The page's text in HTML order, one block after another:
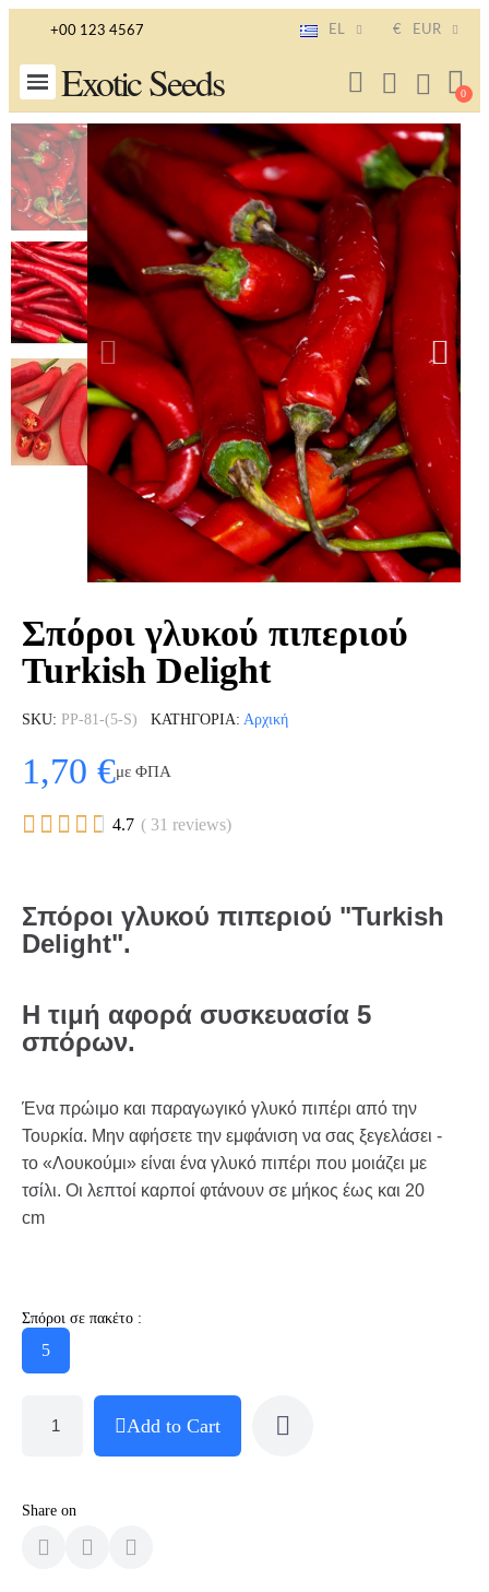
+00 123 4567 EL € EUR
Exotic Seeds
Σπόροι γλυκού πιπεριού
Turkish Delight
SKU PP-81-(5-S) ΚΑΤΗΓΟΡΊΑ Αρχική
1,70 €με ΦΠΑ
     4.7 ( 31 reviews)
Σπόροι γλυκού πιπεριού "Turkish
Delight".
Η τιμή αφορά συσκευασία 5
σπόρων.
Ένα πρώιμο και παραγωγικό γλυκό πιπέρι από την
Τουρκία. Μην αφήσετε την εμφάνιση να σας ξεγελάσει -
το «Λουκούμι» είναι ένα γλυκό πιπέρι που μοιάζει με
τσίλι. Οι λεπτοί καρποί φτάνουν σε μήκος έως και 20
cm
Σπόροι σε πακέτο :
5
Add to Cart
Share on